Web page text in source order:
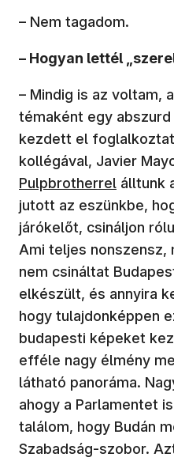
– Nem tagadom.
– Hogyan lettél
– Mindig is az voltam,
témaként egy
kezdett el
kollégával, Javier
Pulpbrotherrel álltunk
jutott az eszünkbe,
járókelőt, csináljon
Ami teljes nonszensz,
nem csináltat
elkészült, és annyira
hogy tulajdonképpen
budapesti képeket
efféle nagy élmény
látható panoráma.
ahogy a Parlamentet
találom, hogy Budán
Szabadság-szobor.